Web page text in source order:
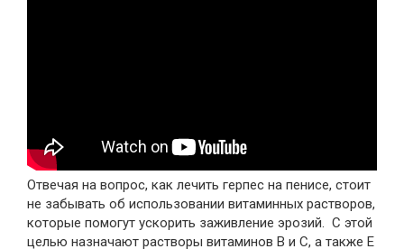
Отвечая на вопрос, как лечить герпес на пенисе, стоит
не забывать об использовании витаминных растворов,
которые помогут ускорить заживление эрозий. С этой
целью назначают растворы витаминов В и С, а также Е